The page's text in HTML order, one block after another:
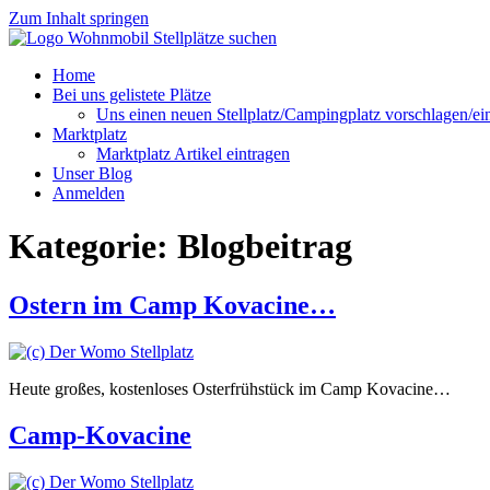
Zum Inhalt springen
Home
Bei uns gelistete Plätze
Uns einen neuen Stellplatz/Campingplatz vorschlagen/
Marktplatz
Marktplatz Artikel eintragen
Unser Blog
Anmelden
Kategorie: Blogbeitrag
Ostern im Camp Kovacine…
Heute großes, kostenloses Osterfrühstück im Camp Kovacine…
Camp-Kovacine